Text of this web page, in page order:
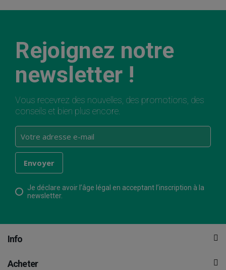
Rejoignez notre
newsletter !
Vous recevrez des nouvelles, des promotions, des
conseils et bien plus encore.
Je déclare avoir l’âge légal en acceptant l’inscription à la
newsletter.
Info
Acheter